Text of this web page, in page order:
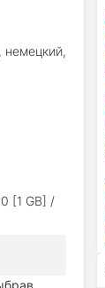
немецкий,
[1 GB] /